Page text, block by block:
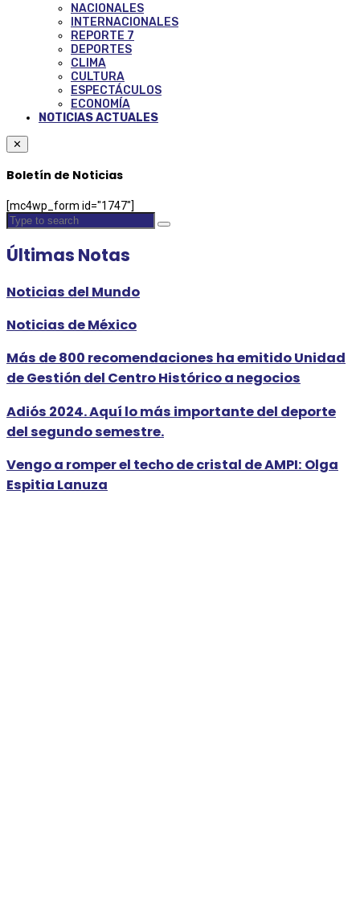
NACIONALES
INTERNACIONALES
REPORTE 7
DEPORTES
CLIMA
CULTURA
ESPECTÁCULOS
ECONOMÍA
NOTICIAS ACTUALES
✕
Boletín de Noticias
[mc4wp_form id="1747"]
Últimas Notas
Noticias del Mundo
Noticias de México
Más de 800 recomendaciones ha emitido Unidad
de Gestión del Centro Histórico a negocios
Adiós 2024. Aquí lo más importante del deporte
del segundo semestre.
Vengo a romper el techo de cristal de AMPI: Olga
Espitia Lanuza